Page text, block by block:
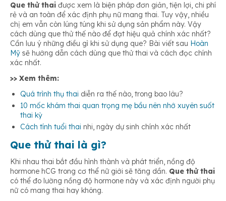
Que thử thai được xem là biện pháp đơn giản, tiện lợi, chi phí
rẻ và an toàn để xác định phụ nữ mang thai. Tuy vậy, nhiều
chị em vẫn còn lúng túng khi sử dụng sản phẩm này. Vậy
cách dùng que thử thế nào để đạt hiệu quả chính xác nhất?
Cần lưu ý những điều gì khi sử dụng que? Bài viết sau Hoàn
Mỹ sẽ hướng dẫn cách dùng que thử thai và cách đọc chính
xác nhất.
>> Xem thêm:
Quá trình thụ thai diễn ra thế nào, trong bao lâu?
10 mốc khám thai quan trọng mẹ bầu nên nhớ xuyên suốt
thai kỳ
Cách tính tuổi thai nhi, ngày dự sinh chính xác nhất
Que thử thai là gì?
Khi nhau thai bắt đầu hình thành và phát triển, nồng độ
hormone hCG trong cơ thể nữ giới sẽ tăng dần. Que thử thai
có thể đo lường nồng độ hormone này và xác định người phụ
nữ có mang thai hay không.